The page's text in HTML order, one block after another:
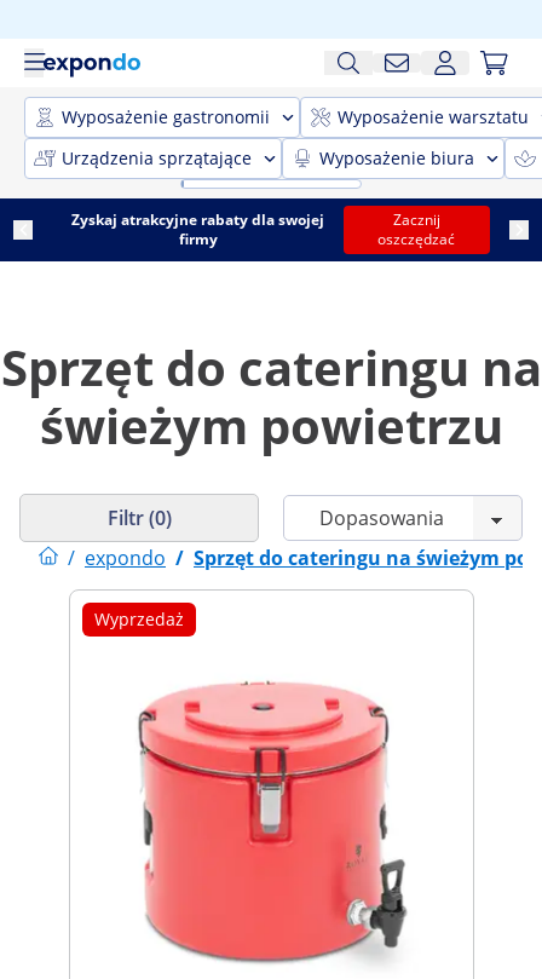
Wyposażenie gastronomii
Wyposażenie warsztatu
Urządzenia sprzątające
Wyposażenie biura
Zyskaj atrakcyjne rabaty dla swojej
firmy
Zacznij
oszczędzać
Sprzęt do cateringu na
świeżym powietrzu
/ expondo / Sprzęt do cateringu na świeżym
Filtr (0)
Wyprzedaż